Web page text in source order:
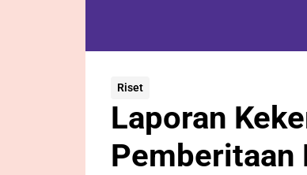
Riset
Laporan
Pemberitaan